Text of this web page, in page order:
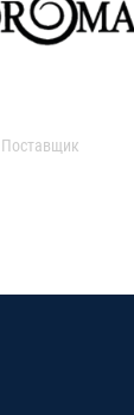
Поставщик